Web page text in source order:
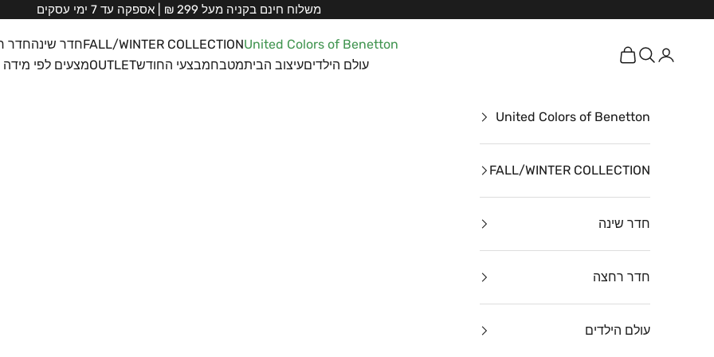
משלוח חינם בקניה מעל 299 ₪ | אספקה עד 7 ימי עסקים
United Colors of Benetton
FALL/WINTER COLLECTIONחדר שינהחדר
עולם הילדיםעיצוב הביתמטבחמבצעי החודשOUTLETמצעים לפי מידה
כניסהחיפושעגלת קניות
United Colors of Benetton
FALL/WINTER COLLECTION
חדר שינה
חדר רחצה
עולם הילדים